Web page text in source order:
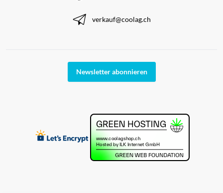
verkauf@coolag.ch
Newsletter abonnieren